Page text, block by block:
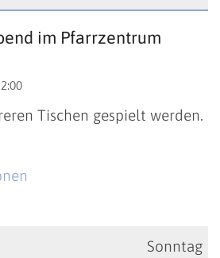
im Pfarrzentrum
Tischen gespielt werden.
Sonntag